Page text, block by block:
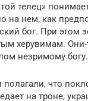
телец»
на нем, как
бог. При этом
херувимам.
незримому богу.
полагали, что
на троне,